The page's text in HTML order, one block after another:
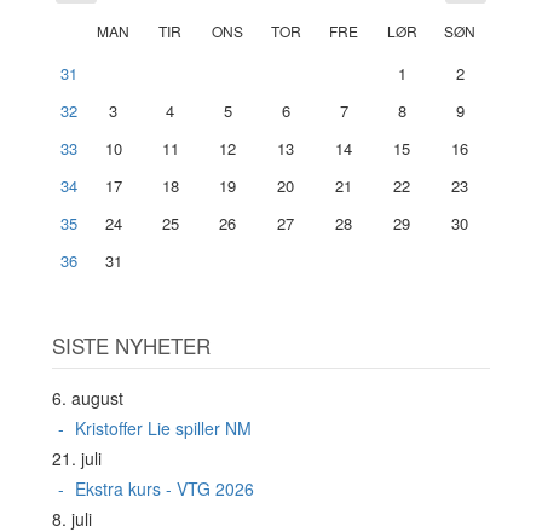
MAN TIR ONS TOR FRE LØR SØN
31 1
2
32
3 4 5 6 7 8
9
33
10 11 12 13 14 15
16
34
17 18 19 20 21 22
23
35
24 25 26 27 28 29
30
36
31
SISTE NYHETER
6. august
Kristoffer Lie spiller NM
21. juli
Ekstra kurs - VTG 2026
8. juli